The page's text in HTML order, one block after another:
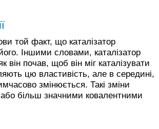
той факт, що каталізатор
Іншими словами, каталізатор
він почав, щоб він міг каталізувати
цю властивість, але в середині,
змінюється. Такі зміни
більш значними ковалентними